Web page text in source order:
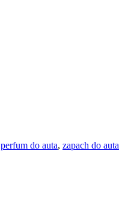
perfum do auta, zapach do auta